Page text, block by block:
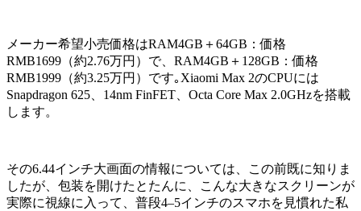
メーカー希望小売価格はRAM4GB＋64GB：価格
RMB1699（約2.76万円）で、RAM4GB＋128GB：価格
RMB1999（約3.25万円）です｡Xiaomi Max 2のCPUには
Snapdragon 625、14nm FinFET、Octa Core Max 2.0GHzを搭載
します。
その6.44インチ大画面の情報については、この前既に知りま
したが、包装を開けたとたんに、こんな大きなスクリーンが
実際に視線に入って、普段4–5インチのスマホを見慣れた私